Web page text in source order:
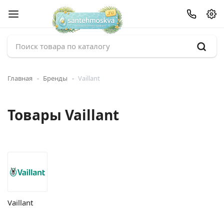
Главная Бренды Vaillant
Товары Vaillant
Vaillant